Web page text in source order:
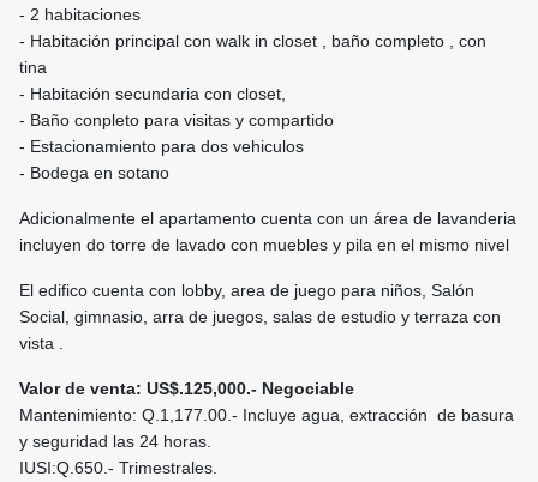
- 2 habitaciones
- Habitación principal con walk in closet , baño completo , con
tina
- Habitación secundaria con closet,
- Baño conpleto para visitas y compartido
- Estacionamiento para dos vehiculos
- Bodega en sotano
Adicionalmente el apartamento cuenta con un área de lavanderia
incluyen do torre de lavado con muebles y pila en el mismo nivel
El edifico cuenta con lobby, area de juego para niños, Salón
Social, gimnasio, arra de juegos, salas de estudio y terraza con
vista .
Valor de venta: US$.125,000.- Negociable
Mantenimiento: Q.1,177.00.- Incluye agua, extracción de basura
y seguridad las 24 horas.
IUSI:Q.650.- Trimestrales.